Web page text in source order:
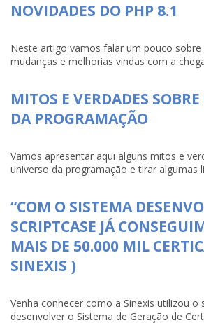
NOVIDADES DO PHP 8.1
Neste artigo vamos falar um pouco sobre
mudanças e melhorias vindas com a
MITOS E VERDADES
DA PROGRAMAÇÃO
Vamos apresentar aqui alguns mitos e
universo da programação e tirar algumas
“COM O SISTEMA
SCRIPTCASE JÁ
MAIS DE 50.000 MIL
SINEXIS )
Venha conhecer como a Sinexis utilizou o
desenvolver o Sistema de Geração de